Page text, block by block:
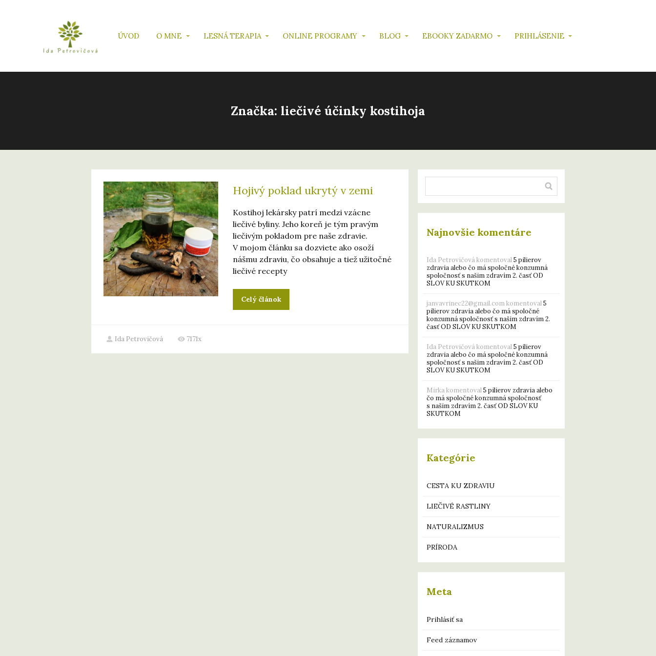
ÚVOD O MNE LESNÁ TERAPIA ONLINE PROGRAMY BLOG EBOOKY ZADARMO PRIHLÁSENIE
Značka: liečivé účinky kostihoja
Hojivý poklad ukrytý v zemi
Kostihoj lekársky patrí medzi vzácne
liečivé byliny. Jeho koreň je tým pravým
liečivým pokladom pre naše zdravie.
V mojom článku sa dozviete ako osoží
nášmu zdraviu, čo obsahuje a tiež užitočné
liečivé recepty
Celý článok
Ida Petrovičová 7171x
Najnovšie komentáre
Ida Petrovičovákomentoval5 pilierov
zdravia alebo čo má spoločné konzumná
spoločnosť s našim zdravím 2. časť OD
SLOV KU SKUTKOM
janvavrinec22@gmail.comkomentoval5
pilierov zdravia alebo čo má spoločné
konzumná spoločnosť s našim zdravím 2.
časť OD SLOV KU SKUTKOM
Ida Petrovičovákomentoval5 pilierov
zdravia alebo čo má spoločné konzumná
spoločnosť s našim zdravím 2. časť OD
SLOV KU SKUTKOM
Mirkakomentoval5 pilierov zdravia alebo
čo má spoločné konzumná spoločnosť
s našim zdravím 2. časť OD SLOV KU
SKUTKOM
Kategórie
CESTA KU ZDRAVIU
LIEČIVÉ RASTLINY
NATURALIZMUS
PRÍRODA
Meta
Prihlásiť sa
Feed záznamov